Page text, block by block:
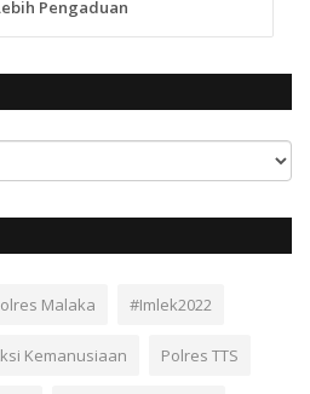
Pengaduan
Malaka #Imlek2022
Kemanusiaan Polres TTS